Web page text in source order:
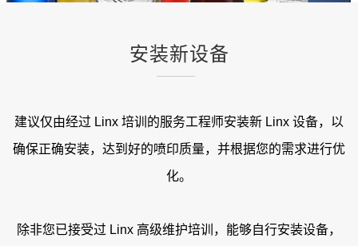
安装新设备
建议仅由经过 Linx 培训的服务工程师安装新 Linx 设备，以
确保正确安装，达到好的喷印质量，并根据您的需求进行优
化。
除非您已接受过 Linx 高级维护培训，能够自行安装设备，